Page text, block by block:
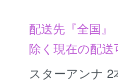
配送先『全国』
除く現在の配送
スターアンナ